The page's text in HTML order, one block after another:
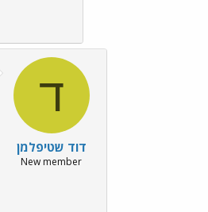
ד
דוד שטיפלמן
New member